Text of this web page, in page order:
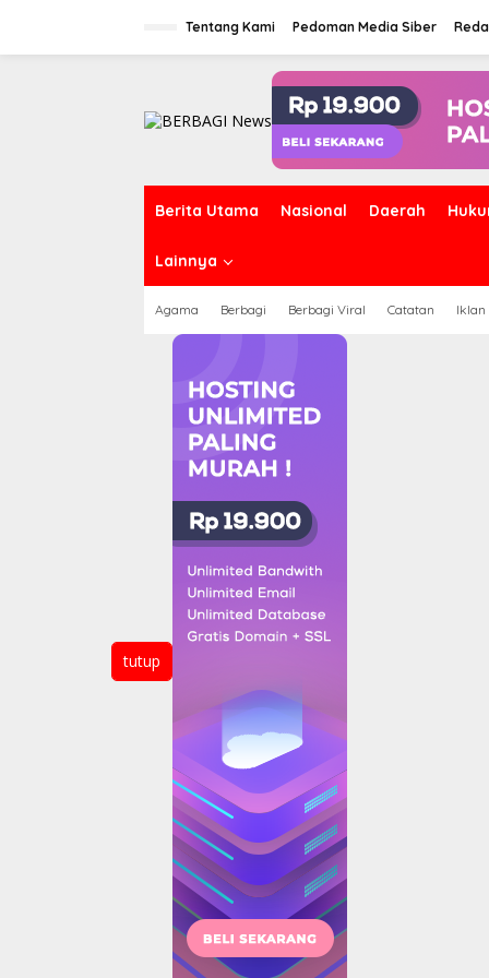
Tentang Kami Pedoman Media Siber
Berita Utama Nasional Daerah
Lainnya
Agama Berbagi Berbagi Viral Catatan Iklan
tutup